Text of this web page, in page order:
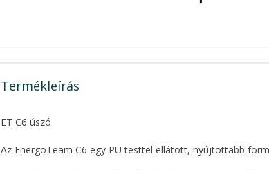
Termékleírás
ET C6 úszó
Az EnergoTeam C6 egy PU testtel ellátott, nyújtottabb